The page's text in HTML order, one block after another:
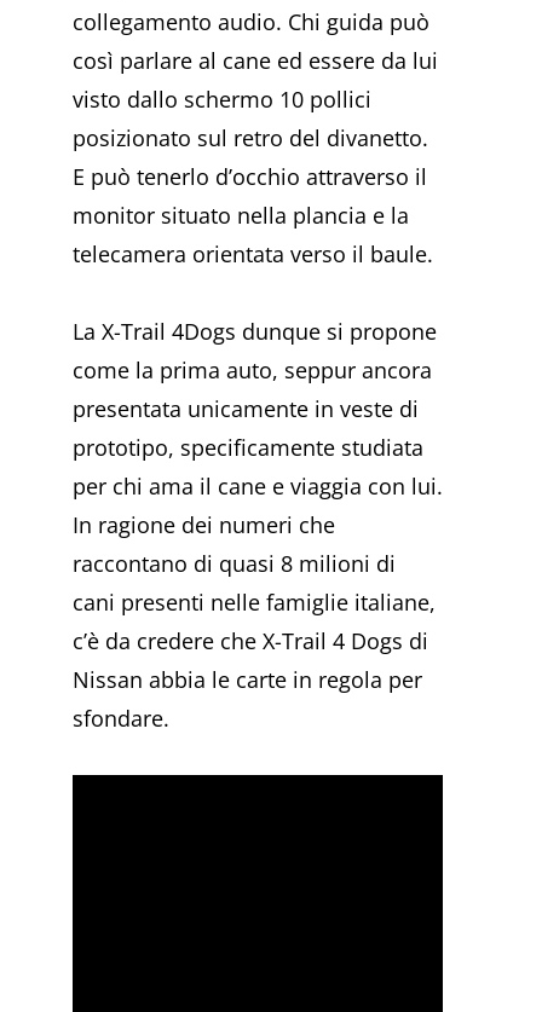
collegamento audio. Chi guida può
così parlare al cane ed essere da lui
visto dallo schermo 10 pollici
posizionato sul retro del divanetto.
E può tenerlo d’occhio attraverso il
monitor situato nella plancia e la
telecamera orientata verso il baule.
La X-Trail 4Dogs dunque si propone
come la prima auto, seppur ancora
presentata unicamente in veste di
prototipo, specificamente studiata
per chi ama il cane e viaggia con lui.
In ragione dei numeri che
raccontano di quasi 8 milioni di
cani presenti nelle famiglie italiane,
c’è da credere che X-Trail 4 Dogs di
Nissan abbia le carte in regola per
sfondare.